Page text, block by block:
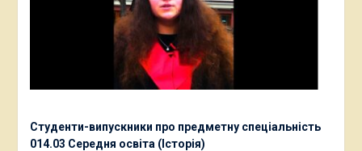
Студенти-випускники про предметну спеціальність
014.03 Середня освіта (Історія)